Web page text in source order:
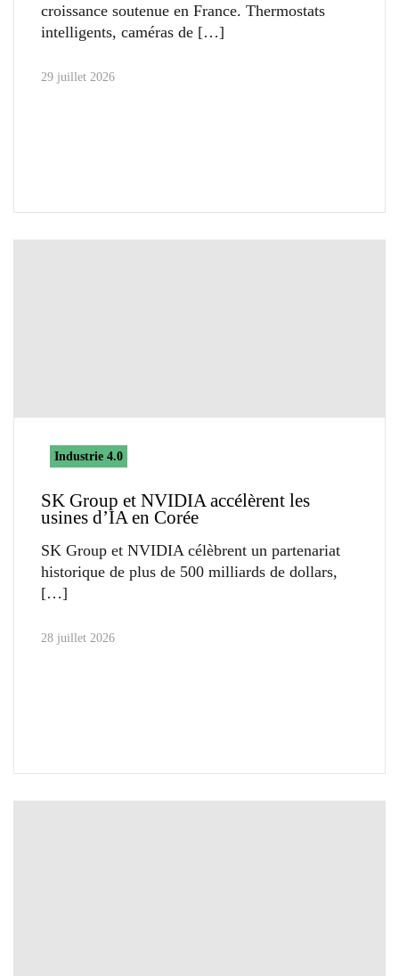
croissance soutenue en France. Thermostats
intelligents, caméras de
29 juillet 2026
Industrie 4.0
SK Group et NVIDIA accélèrent les
usines d’IA en Corée
SK Group et NVIDIA célèbrent un partenariat
historique de plus de 500 milliards de dollars,
28 juillet 2026